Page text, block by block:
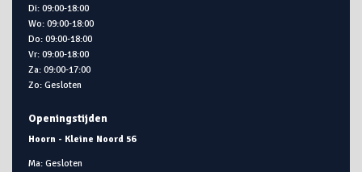
Di: 09:00-18:00
Wo: 09:00-18:00
Do: 09:00-18:00
Vr: 09:00-18:00
Za: 09:00-17:00
Zo: Gesloten
Openingstijden
Hoorn - Kleine Noord 56
Ma: Gesloten